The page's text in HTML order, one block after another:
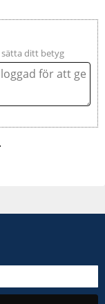
sätta ditt betyg